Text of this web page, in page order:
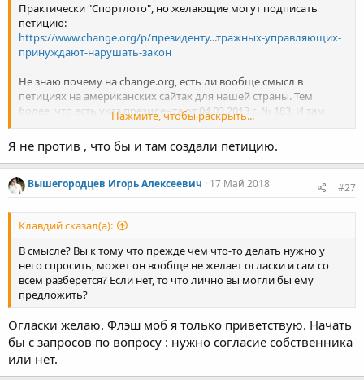
Практически "Спортлото", но желающие могут подписать
петицию:
https://www.change.org/p/президенту...тражных-управляющих-
принуждают-нарушать-закон
Не знаю почему на change.org, есть ли вообще смысл в
петициях на американских сайтах для нашей страны. Тем
более, что есть указ президента от 04.03.2013 г. № 183. И там
прописан только один сайт, петиции которого должны быть
приняты к рассмотрению экспертной группы правительства РФ
или субъектов Федерации-это roi.ru (Российская общественная
инициатива). Но я, подписал.
Нажмите, чтобы раскрыть...
Я не против , что бы и там создали петицию.
Вышегородцев Игорь Алексеевич 17 Май 2018 #27
Клавдий сказал(а):
В смысле? Вы к тому что прежде чем что-то делать нужно у
него спросить, может он вообще не желает огласки и сам со
всем разберется? Если нет, то что лично вы могли бы ему
предложить?
Огласки желаю. Флэш моб я только приветствую. Начать
бы с запросов по вопросу : нужно согласие собственника
или нет.